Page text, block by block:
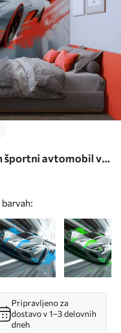
športni avtomobil v
poudarki Št.
Pripravljeno za
dostavo v 1–3 delovnih
dneh